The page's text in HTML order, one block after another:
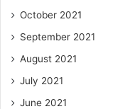
October 2021
September 2021
August 2021
July 2021
June 2021